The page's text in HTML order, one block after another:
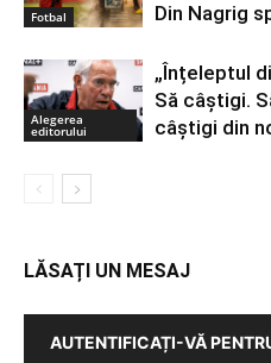
Fotbal
Din Nagrig
Alegerea
editorului
„Înțeleptul
Să câștigi.
câștigi din
LĂSAȚI UN MESAJ
AUTENTIFICAȚI-VĂ